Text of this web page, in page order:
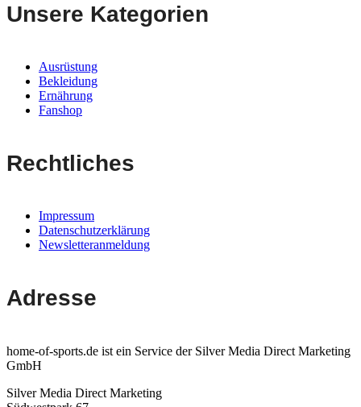
Unsere Kategorien
Ausrüstung
Bekleidung
Ernährung
Fanshop
Rechtliches
Impressum
Datenschutzerklärung
Newsletteranmeldung
Adresse
home-of-sports.de ist ein Service der Silver Media Direct Marketing
GmbH
Silver Media Direct Marketing